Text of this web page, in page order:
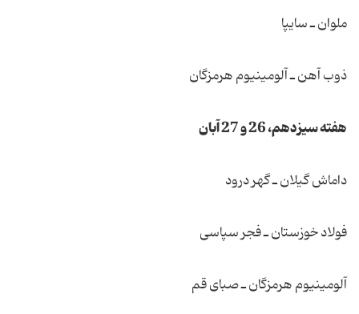
ملوان ـ سایپا
ذوب آهن ـ آلومینیوم هرمزگان
هفته سیزدهم، 26 و 27 آبان
داماش گیلان ـ گهر درود
فولاد خوزستان ـ فجر سپاسی
آلومینیوم هرمزگان ـ صبای قم